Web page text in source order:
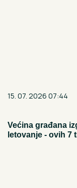
15. 07. 2026 07:44
Većina građana
letovanje - ovih